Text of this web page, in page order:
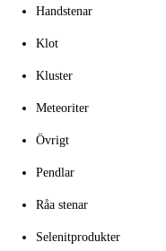
Handstenar
Klot
Kluster
Meteoriter
Övrigt
Pendlar
Råa stenar
Selenitprodukter